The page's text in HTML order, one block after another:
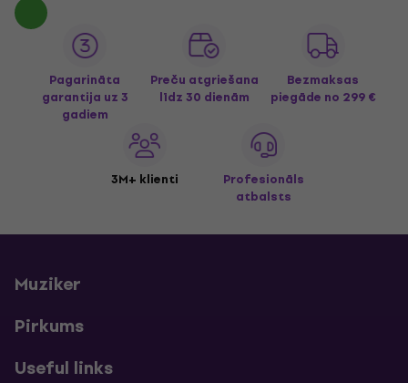
Pagarināta
garantija uz 3
gadiem
Preču atgriešana
līdz 30 dienām
Bezmaksas
piegāde no 299 €
3M+ klienti
Profesionāls
atbalsts
Muziker
Pirkums
Useful links